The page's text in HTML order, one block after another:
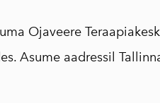
Ojaveere
Asume aadressil